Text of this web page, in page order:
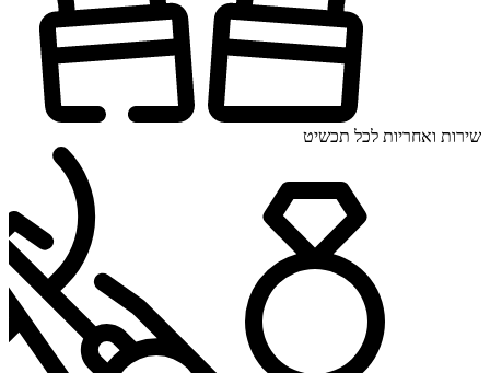
שירות ואחריות לכל תכשיט